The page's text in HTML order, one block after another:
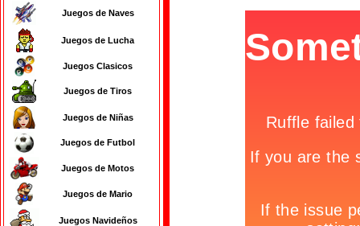
Juegos de Naves
Juegos de Lucha
Juegos Clasicos
Juegos de Tiros
Juegos de Niñas
Juegos de Futbol
Juegos de Motos
Juegos de Mario
Juegos Navideños